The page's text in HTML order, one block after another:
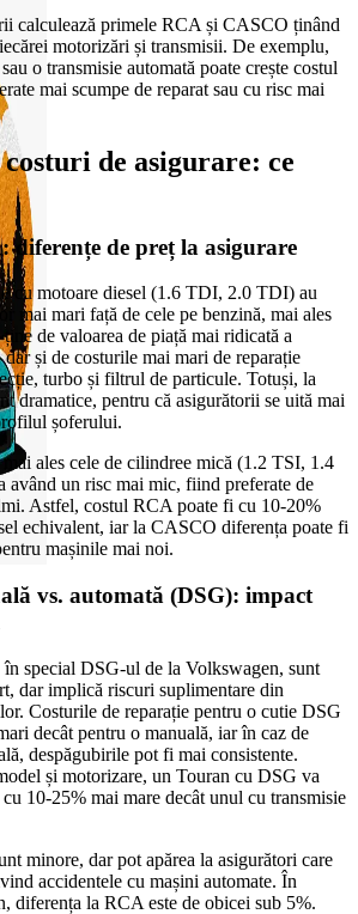
calculează primele RCA și CASCO ținând
motorizări și transmisii. De exemplu,
o transmisie automată poate crește costul
mai scumpe de reparat sau cu risc mai
de asigurare: ce
diferențe de preț la asigurare
cu motoare diesel (1.6 TDI, 2.0 TDI) au
mai mari față de cele pe benzină, mai ales
de valoarea de piață mai ridicată a
și de costurile mai mari de reparație
turbo și filtrul de particule. Totuși, la
dramatice, pentru că asigurătorii se uită mai
șoferului.
ales cele de cilindree mică (1.2 TSI, 1.4
având un risc mai mic, fiind preferate de
Astfel, costul RCA poate fi cu 10-20%
echivalent, iar la CASCO diferența poate fi
mașinile mai noi.
vs. automată (DSG): impact
în special DSG-ul de la Volkswagen, sunt
dar implică riscuri suplimentare din
Costurile de reparație pentru o cutie DSG
decât pentru o manuală, iar în caz de
despăgubirile pot fi mai consistente.
și motorizare, un Touran cu DSG va
10-25% mai mare decât unul cu transmisie
minore, dar pot apărea la asigurători care
accidentele cu mașini automate. În
diferența la RCA este de obicei sub 5%.